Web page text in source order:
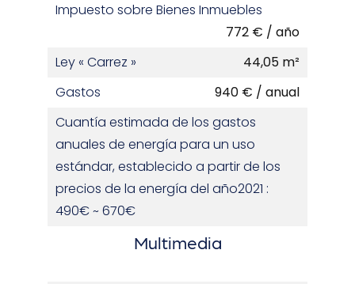
Impuesto sobre Bienes Inmuebles
772 € / año
Ley « Carrez »
44,05 m²
Gastos
940 € / anual
Cuantía estimada de los gastos
anuales de energía para un uso
estándar, establecido a partir de los
precios de la energía del año2021 :
490€ ~ 670€
Multimedia